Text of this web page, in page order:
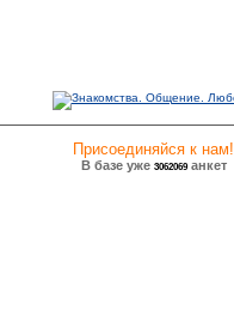
Присоединяйся к нам!
В базе уже 3062069анкет